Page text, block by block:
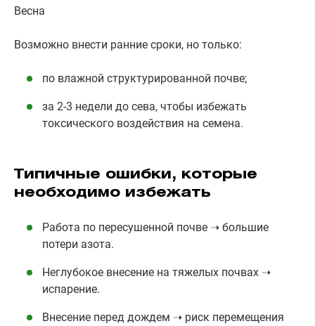
Весна
Возможно внести ранние сроки, но только:
по влажной структурированной почве;
за 2-3 недели до сева, чтобы избежать
токсического воздействия на семена.
Типичные ошибки, которые
необходимо избежать
Работа по пересушенной почве ➝ большие
потери азота.
Неглубокое внесение на тяжелых почвах ➝
испарение.
Внесение перед дождем ➝ риск перемещения